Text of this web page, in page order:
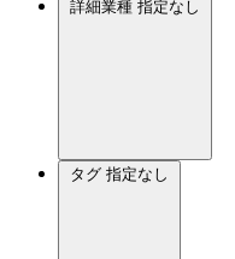
詳細業種 指定なし
タグ 指定なし